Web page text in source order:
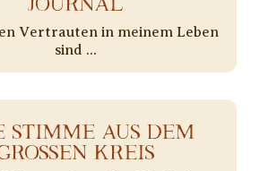
JOURNAL
Vertrauten in meinem Leben
sind ...
STIMME AUS DEM
KREIS